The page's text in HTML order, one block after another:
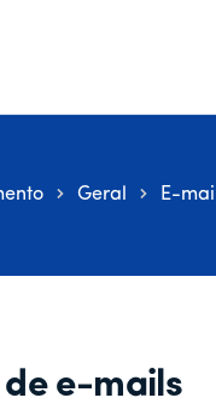
Geral E-
e-mails